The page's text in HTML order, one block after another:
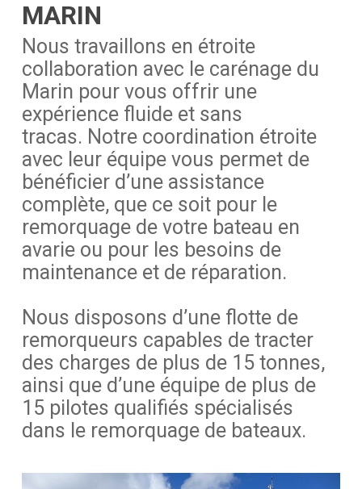
MARIN
Nous travaillons en étroite
collaboration avec le carénage du
Marin pour vous offrir une
expérience fluide et sans
tracas. Notre coordination étroite
avec leur équipe vous permet de
bénéficier d’une assistance
complète, que ce soit pour le
remorquage de votre bateau en
avarie ou pour les besoins de
maintenance et de réparation.
Nous disposons d’une flotte de
remorqueurs capables de tracter
des charges de plus de 15 tonnes,
ainsi que d’une équipe de plus de
15 pilotes qualifiés spécialisés
dans le remorquage de bateaux.